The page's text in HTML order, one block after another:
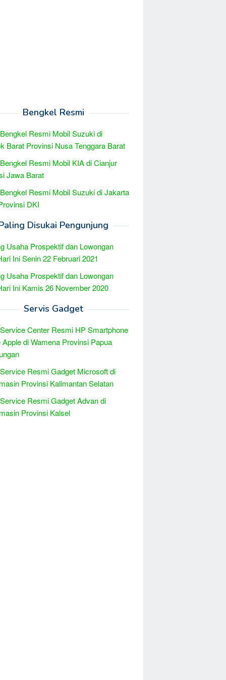
Bengkel Resmi
Resmi Mobil Suzuki di
Barat Provinsi Nusa Tenggara Barat
Resmi Mobil KIA di Cianjur
Jawa Barat
Resmi Mobil Suzuki di Jakarta
DKI
Disukai Pengunjung
Usaha Prospektif dan Lowongan
Ini Senin 22 Februari 2021
Usaha Prospektif dan Lowongan
Ini Kamis 26 November 2020
Servis Gadget
Center Resmi HP Smartphone
Apple di Wamena Provinsi Papua
Resmi Gadget Microsoft di
Provinsi Kalimantan Selatan
Resmi Gadget Advan di
Provinsi Kalsel